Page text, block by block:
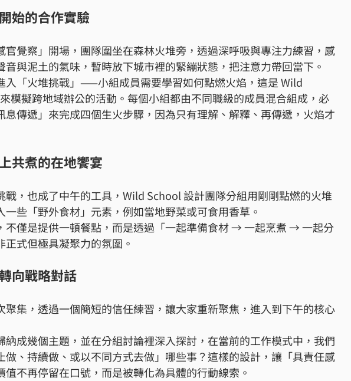
始的合作實驗
官覺察」開場，團隊圍坐在森林火堆旁，透過深呼吸與專注力練習，感
音與泥土的氣味，暫時放下城市裡的緊繃狀態，把注意力帶回當下。
入「火堆挑戰」——小組成員需要學習如何點燃火焰，這是 Wild
模擬跨地域辦公的活動。每個小組都由不同職級的成員混合組成，必
息傳遞」來完成四個生火步驟，因為只有理解、解釋、再傳遞，火焰才
共煮的在地饗宴
戰，也成了中午的工具，Wild School 設計團隊分組用剛剛點燃的火堆
一些「野外食材」元素，例如當地野菜或可食用香草。
不僅是提供一頓餐點，而是透過「一起準備食材 → 一起烹煮 → 一起分
正式但極具凝聚力的氛圍。
向戰略對話
聚集，透過一個簡短的信任練習，讓大家重新聚焦，進入到下午的核心
納成幾個主題，並在分組討論裡深入探討，在當前的工作模式中，我們
做、持續做、或以不同方式去做」哪些事？這樣的設計，讓「具責任感
值不再停留在口號，而是被轉化為具體的行動線索。